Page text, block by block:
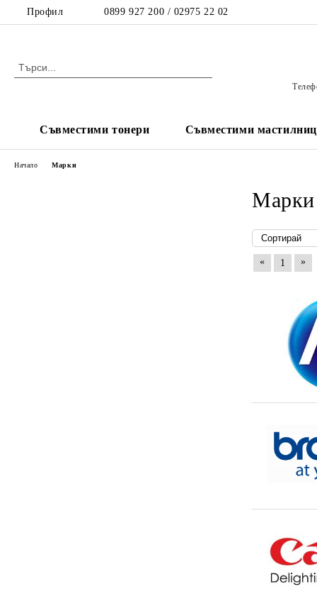
Профил 0899 927 200 / 02975 22 02
Съвместими тонери Съвместими
Начало Марки
Марки
« 1 »